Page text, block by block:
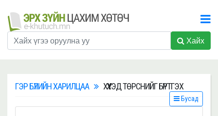
Хайх
ГЭР БҮЛИЙН ХАРИЛЦАА ХҮҮХЭД ТӨРСНИЙГ БҮРТГЭХ
Бусад